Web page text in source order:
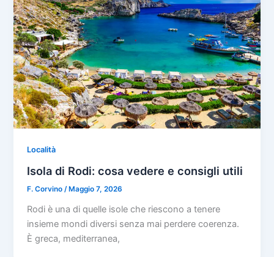
Località
Isola di Rodi: cosa vedere e consigli utili
F. Corvino/ Maggio 7, 2026
Rodi è una di quelle isole che riescono a tenere
insieme mondi diversi senza mai perdere coerenza.
È greca, mediterranea,